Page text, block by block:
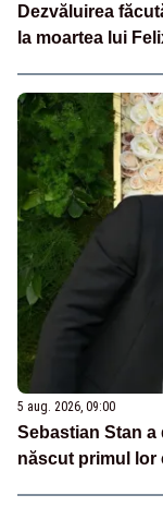
Dezvăluirea
la moartea lui
5 aug. 2026, 09:00
Sebastian Stan a
născut primul lor